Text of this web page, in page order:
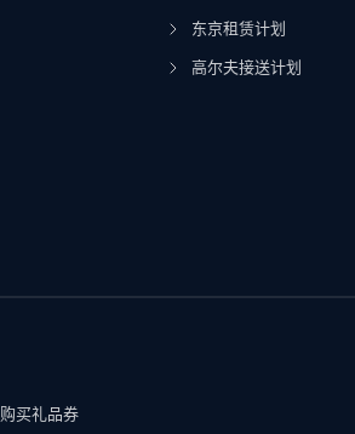
东京租赁计划
高尔夫接送计划
购买礼品券